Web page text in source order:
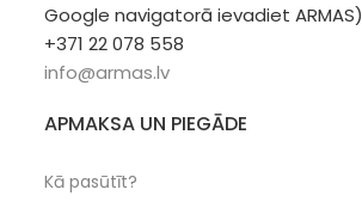
Google navigatorā ievadiet ARMAS)
+371 22 078 558
info@armas.lv
APMAKSA UN PIEGĀDE
Kā pasūtīt?